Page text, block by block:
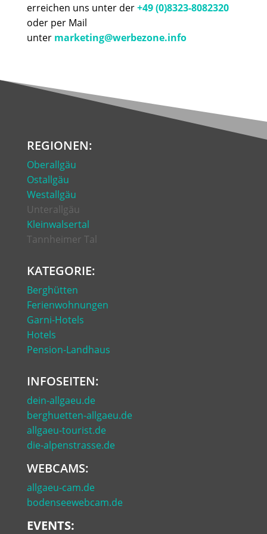
erreichen uns unter der+49 (0)8323-8082320
oder per Mail
unter marketing@werbezone.info
REGIONEN:
Oberallgäu
Ostallgäu
Westallgäu
Unterallgäu
Kleinwalsertal
Tannheimer Tal
KATEGORIE:
Berghütten
Ferienwohnungen
Garni-Hotels
Hotels
Pension-Landhaus
INFOSEITEN:
dein-allgaeu.de
berghuetten-allgaeu.de
allgaeu-tourist.de
die-alpenstrasse.de
WEBCAMS:
allgaeu-cam.de
bodenseewebcam.de
EVENTS: